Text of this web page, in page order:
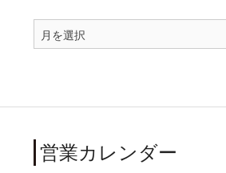
営業カレンダー